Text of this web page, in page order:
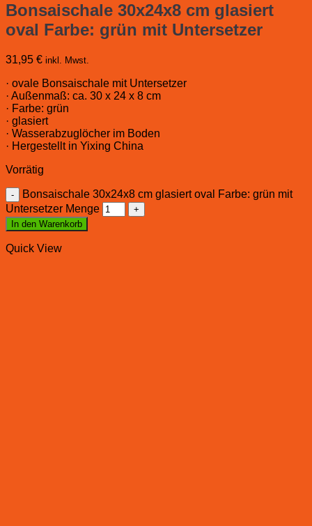
Bonsaischale 30x24x8 cm glasiert
oval Farbe: grün mit Untersetzer
31,95 € inkl. Mwst.
· ovale Bonsaischale mit Untersetzer
· Außenmaß: ca. 30 x 24 x 8 cm
· Farbe: grün
· glasiert
· Wasserabzuglöcher im Boden
· Hergestellt in Yixing China
Vorrätig
Bonsaischale 30x24x8 cm glasiert oval Farbe: grün mit
Untersetzer Menge
In den Warenkorb
Quick View